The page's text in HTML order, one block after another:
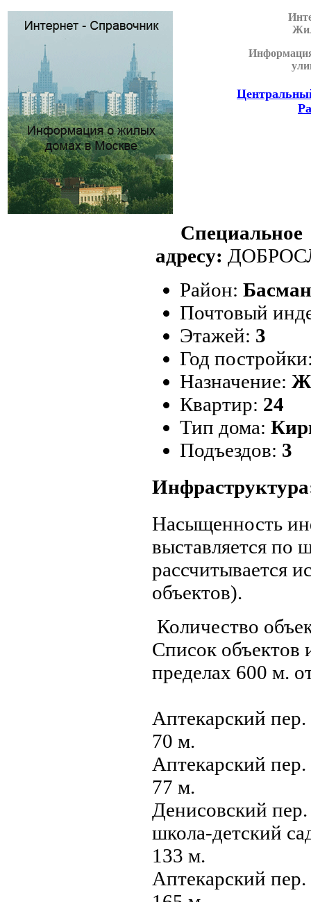
адресу:
Район:
Почтовый
Этажей: 3
Год
Назначение:
Квартир: 24
Тип дома:
Подъездов: 3
Насыщенность
выставляется по
рассчитывается
объектов).
Количество
Список объектов
пределах 600 м.
Аптекарский
70 м.
Аптекарский
77 м.
Денисовский
школа-детский
133 м.
Аптекарский